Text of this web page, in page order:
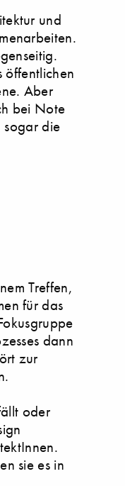
und
öffentlichen
Aber
bei Note
sogar die
Treffen,
für das
dann
zur
oder
sie es in